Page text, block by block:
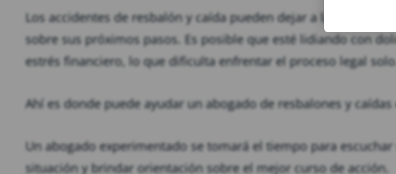
Los accidentes de resbalón y caída pueden dejar a las víctimas
sobre sus próximos pasos. Es posible que esté lidiando con
estrés financiero, lo que dificulta enfrentar el proceso legal solo.
Ahí es donde puede ayudar un abogado de resbalones y caídas
Un abogado experimentado se tomará el tiempo para
situación y brindar orientación sobre el mejor curso de acción.